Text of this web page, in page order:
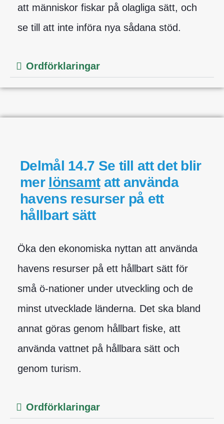
att människor fiskar på olagliga sätt, och
se till att inte införa nya sådana stöd.
Ordförklaringar
Delmål 14.7 Se till att det blir
mer lönsamtatt använda
havens resurser på ett
hållbart sätt
Öka den ekonomiska nyttan att använda
havens resurser på ett hållbart sätt för
små ö-nationer under utveckling och de
minst utvecklade länderna. Det ska bland
annat göras genom hållbart fiske, att
använda vattnet på hållbara sätt och
genom turism.
Ordförklaringar